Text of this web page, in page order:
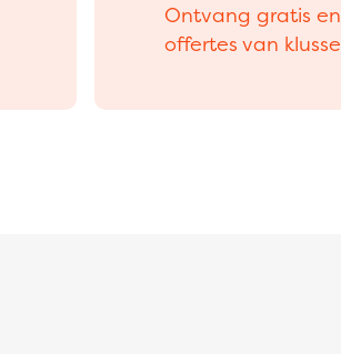
Ontvang gratis
offertes van